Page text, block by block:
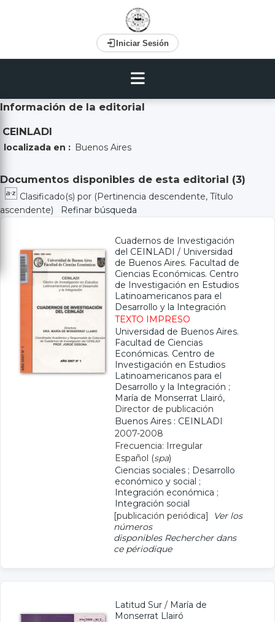
Iniciar Sesión
Información de la editorial
CEINLADI
localizada en : Buenos Aires
Documentos disponibles de esta editorial (3)
Clasificado(s) por (Pertinencia descendente, Título
ascendente)
Refinar búsqueda
Cuadernos de Investigación
del CEINLADI / Universidad
de Buenos Aires. Facultad de
Ciencias Económicas. Centro
de Investigación en Estudios
Latinoamericanos para el
Desarrollo y la Integración
TEXTO IMPRESO
Universidad de Buenos Aires.
Facultad de Ciencias
Económicas. Centro de
Investigación en Estudios
Latinoamericanos para el
Desarrollo y la Integración ;
María de Monserrat Llairó,
Director de publicación
Buenos Aires : CEINLADI
2007-2008
Frecuencia: Irregular
Español (spa)
Ciencias sociales ; Desarrollo
económico y social ;
Integración económica ;
Integración social
[publicación periódica]
Ver los
números
disponibles Rechercher dans
ce périodique
Latitud Sur / María de
Monserrat Llairó